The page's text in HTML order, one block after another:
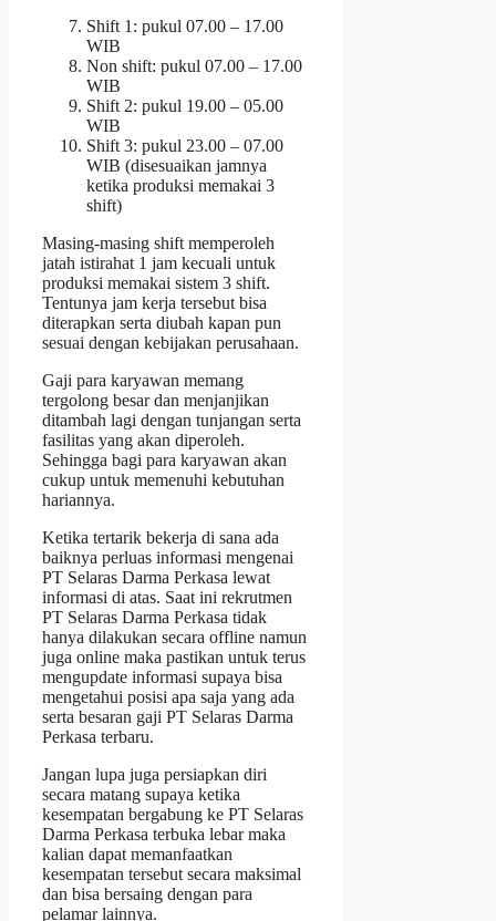
Shift 1: pukul 07.00 – 17.00
WIB
Non shift: pukul 07.00 – 17.00
WIB
Shift 2: pukul 19.00 – 05.00
WIB
Shift 3: pukul 23.00 – 07.00
WIB (disesuaikan jamnya
ketika produksi memakai 3
shift)
Masing-masing shift memperoleh
jatah istirahat 1 jam kecuali untuk
produksi memakai sistem 3 shift.
Tentunya jam kerja tersebut bisa
diterapkan serta diubah kapan pun
sesuai dengan kebijakan perusahaan.
Gaji para karyawan memang
tergolong besar dan menjanjikan
ditambah lagi dengan tunjangan serta
fasilitas yang akan diperoleh.
Sehingga bagi para karyawan akan
cukup untuk memenuhi kebutuhan
hariannya.
Ketika tertarik bekerja di sana ada
baiknya perluas informasi mengenai
PT Selaras Darma Perkasa lewat
informasi di atas. Saat ini rekrutmen
PT Selaras Darma Perkasa tidak
hanya dilakukan secara offline namun
juga online maka pastikan untuk terus
mengupdate informasi supaya bisa
mengetahui posisi apa saja yang ada
serta besaran gaji PT Selaras Darma
Perkasa terbaru.
Jangan lupa juga persiapkan diri
secara matang supaya ketika
kesempatan bergabung ke PT Selaras
Darma Perkasa terbuka lebar maka
kalian dapat memanfaatkan
kesempatan tersebut secara maksimal
dan bisa bersaing dengan para
pelamar lainnya.